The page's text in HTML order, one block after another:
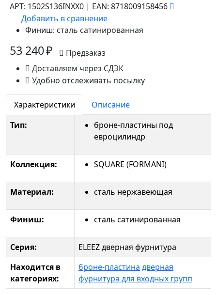
АРТ: 1502S136INXX0 | EAN: 8718009158456
Добавить в сравнение
Финиш: сталь сатинированная
53 240 ₽
Предзаказ
Доставляем через СДЭК
Удобно отслеживать посылку
Характеристики
Описание
Тип:
броне-пластины под
евроцилиндр
Коллекция: SQUARE (FORMANI)
Материал: сталь нержавеющая
Финиш: сталь сатинированная
Серия:
ELEEZ дверная фурнитура
Находится в
категориях:
броне-пластина дверная
фурнитура для входных групп